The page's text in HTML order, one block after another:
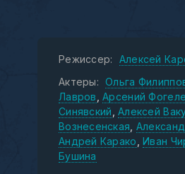
Режиссер:
Алексей
Актеры:
Ольга
Лавров
Арсений
Синявский Алексей
Вознесенская
Андрей Карако Иван
Бушина